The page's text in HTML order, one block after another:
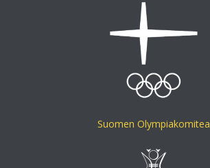
Suomen Olympiakomitea